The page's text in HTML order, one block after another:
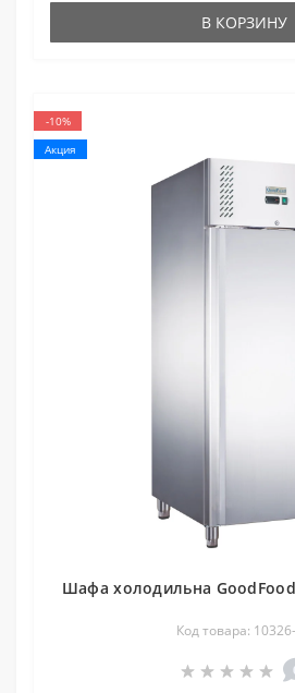
В КОРЗИНУ
-10%
Акция
Шафа холодильна GoodFood
Код товара: